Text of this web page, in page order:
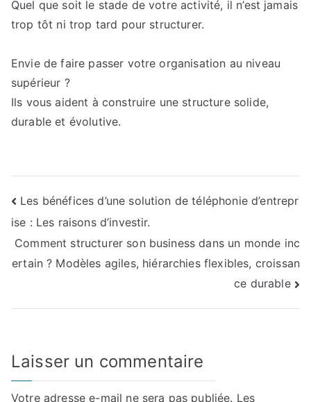
Quel que soit le stade de votre activité, il n’est jamais
trop tôt ni trop tard pour structurer.
Envie de faire passer votre organisation au niveau
supérieur ?
Ils vous aident à construire une structure solide,
durable et évolutive.
Navigation
de
l’article
Les bénéfices d’une solution de téléphonie d’entrepr
ise : Les raisons d’investir.
Comment structurer son business dans un monde inc
ertain ? Modèles agiles, hiérarchies flexibles, croissan
ce durable
Laisser un commentaire
Votre adresse e-mail ne sera pas publiée. Les